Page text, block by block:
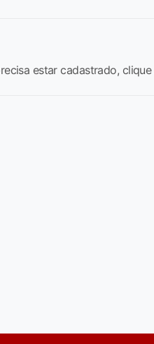
estar cadastrado, clique